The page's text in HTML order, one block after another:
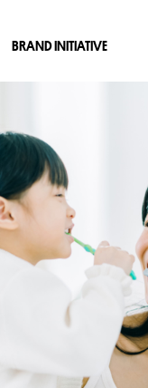
BRAND INITIATIVE